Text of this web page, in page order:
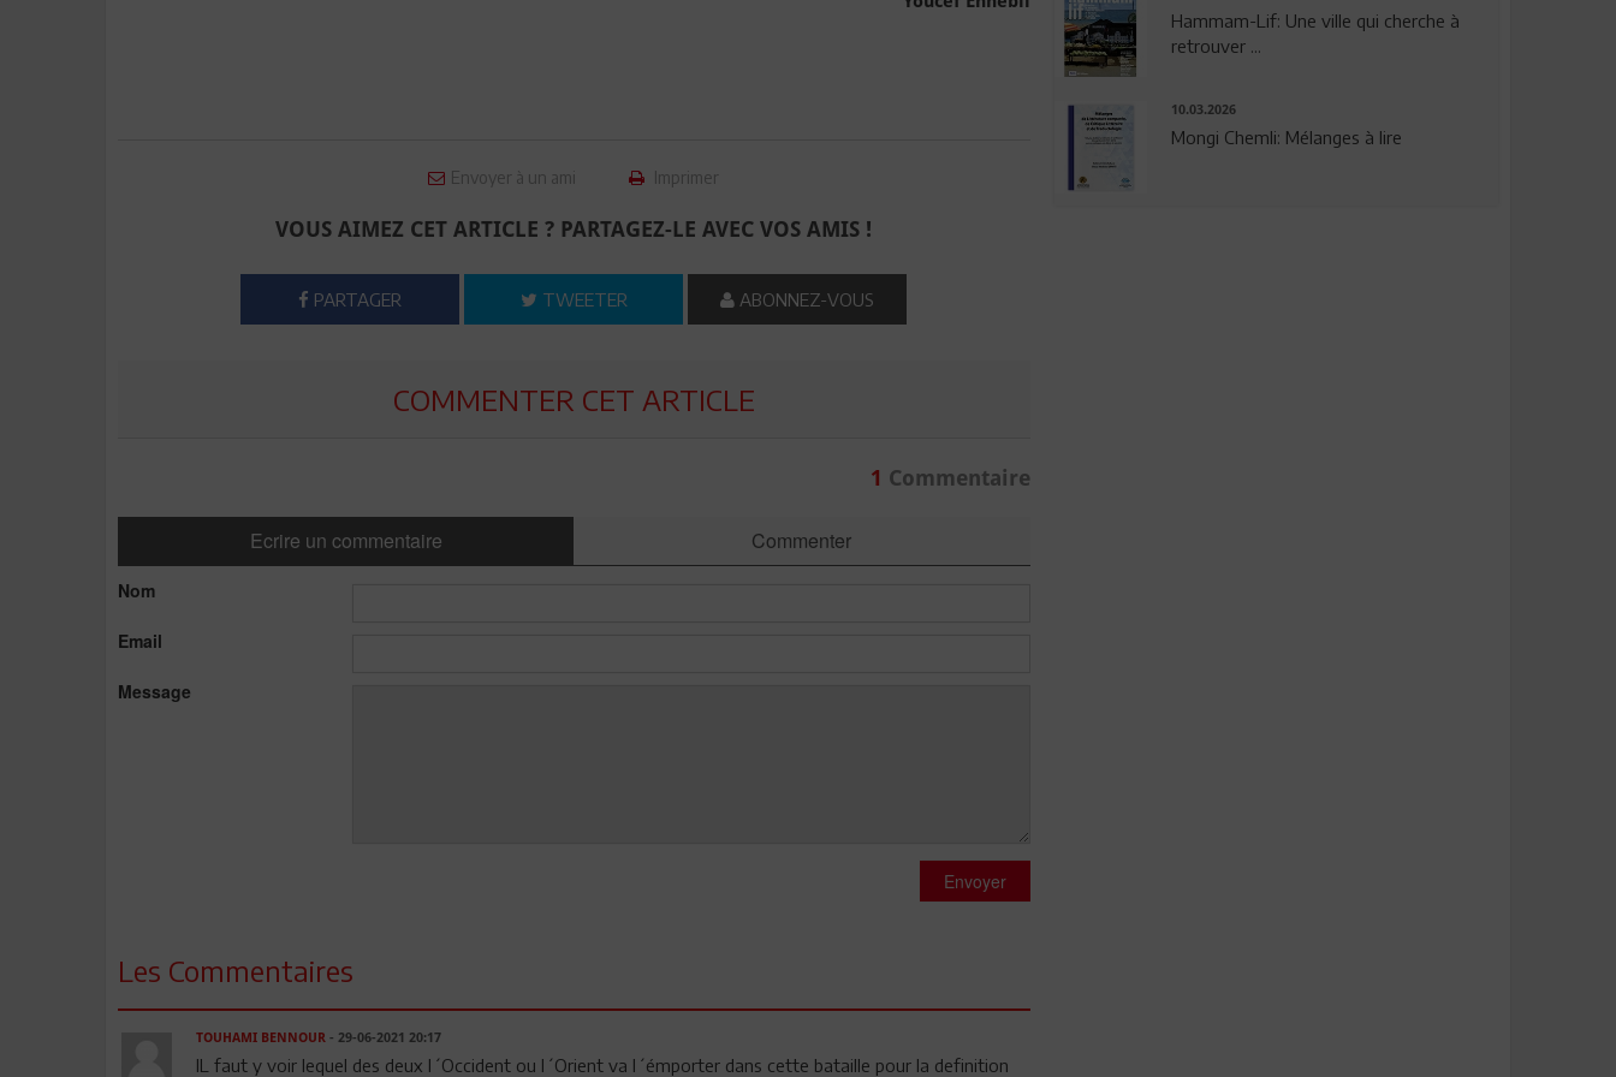
Envoyer à un ami Imprimer
VOUS AIMEZ CET ARTICLE ? PARTAGEZ-LE AVEC VOS AMIS !
PARTAGER TWEETER ABONNEZ-VOUS
COMMENTER CET ARTICLE
1 Commentaire
Ecrire un commentaire Commenter
Nom
Email
Message
Envoyer
Les Commentaires
TOUHAMI BENNOUR- 29-06-2021 20:17
IL faut y voir lequel des deux l´Occident ou l´Orient va l´émporter dans cette bataille pour la definition
Hammam-Lif: Une ville qui cherche à
retrouver ...
10.03.2026
Mongi Chemli: Mélanges à lire